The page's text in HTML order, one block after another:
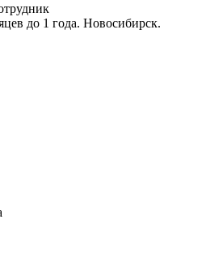
до 1 года. Новосибирск.